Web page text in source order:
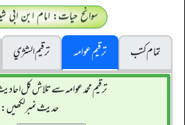
سوانح حیات: امام ابن ابی
تمام کتب
ترقیم عوامہ ترقيم الشژي
ترقیم محمدعوامہ سے تلاش کل احادیث
حدیث نمبر لکھیں: